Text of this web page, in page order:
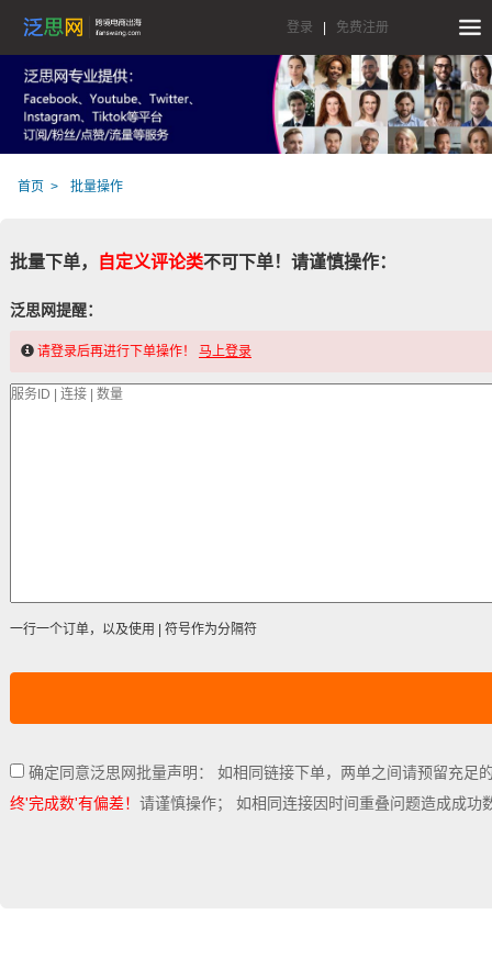
登录 免费注册
首页 批量操作
批量下单， 自定义评论类不可下单！请谨慎操作：
泛思网提醒：
请登录后再进行下单操作！ 马上登录
一行一个订单，以及使用 | 符号作为分隔符
确定同意泛思网批量声明： 如相同链接下单，两单之间请预留充
终'完成数'有偏差！ 请谨慎操作； 如相同连接因时间重叠问题造成成